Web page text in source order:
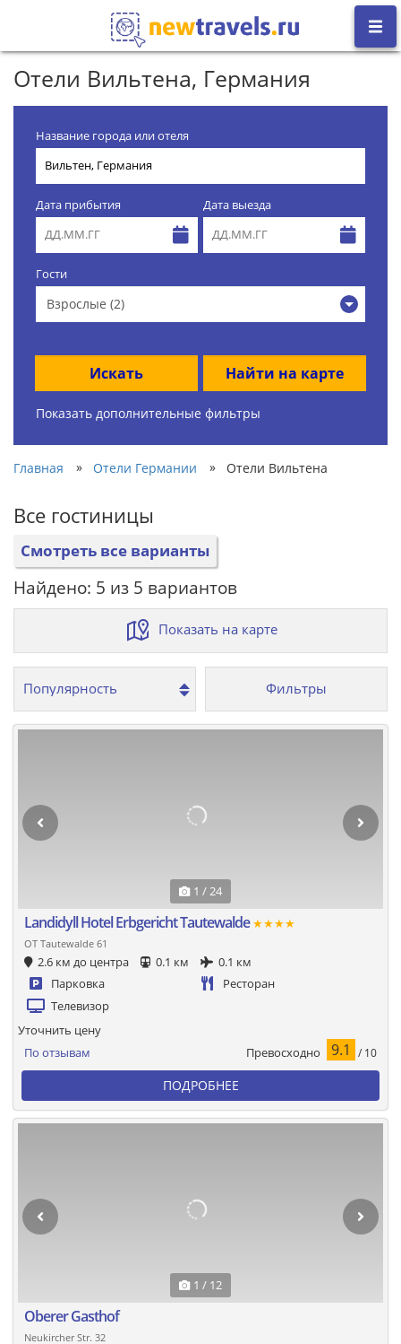
Отели Вильтена, Германия
Название города или отеля
Дата прибытия Дата выезда
Гости
Взрослые (2)
Искать Найти на карте
Показать дополнительные фильтры
Главная » Отели Германии » Отели Вильтена
Все гостиницы
Смотреть все варианты
Найдено: 5 из 5 вариантов
Показать на карте
Фильтры
1 / 24
Landidyll Hotel Erbgericht Tautewalde★★★★
OT Tautewalde 61
2.6 км до центра 0.1 км
0.1 км
Парковка
Ресторан
Телевизор
По отзывам Превосходно 9.1 / 10
Уточнить цену
ПОДРОБНЕЕ
1 / 12
Oberer Gasthof
Neukircher Str. 32